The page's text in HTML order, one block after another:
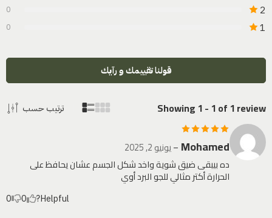
2
0
1
0
قولنا تقييمك و رآيك
Showing 1 - 1 of 1 review ترتيب حسب
Helpful?
0
0
تم التقييم5
Mohamed
–يونيو 2, 2025
ده بيبقى ضيق شوية واخد شكل الجسم عشان يحافظ على
الحرارة أكتر مثالي للجو البرد أوي